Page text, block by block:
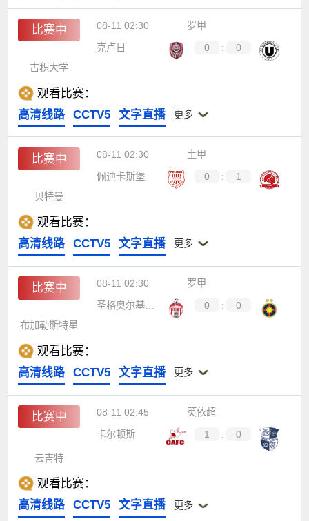
比赛中 08-11 02:30
罗甲
克卢日
0 :
0
古积大学
观看比赛：
高清线路
CCTV5 文字直播 更多
比赛中 08-11 02:30
土甲
佩迪卡斯堡
0 :
1
贝特曼
观看比赛：
高清线路
CCTV5 文字直播 更多
比赛中 08-11 02:30
罗甲
圣格奥尔基塞贝什
0 :
0
布加勒斯特星
观看比赛：
高清线路
CCTV5 文字直播 更多
比赛中 08-11 02:45
英依超
卡尔顿斯
1 : 0
云吉特
观看比赛：
高清线路
CCTV5 文字直播 更多